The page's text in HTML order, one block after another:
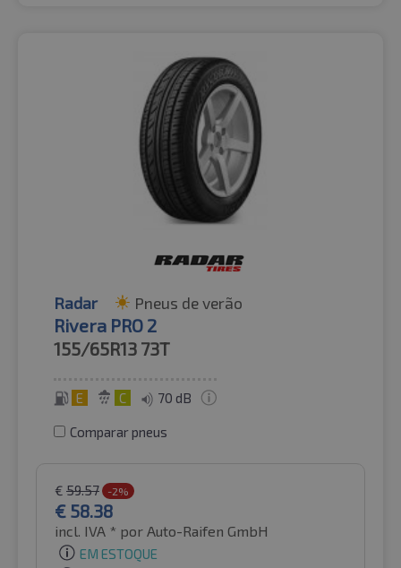
Radar Pneus de verão
Rivera PRO 2
155/65R13 73T
E C 70 dB
Comparar pneus
€ 59.57 -2%
€ 58.38
incl. IVA * por Auto-Raifen GmbH
EM ESTOQUE